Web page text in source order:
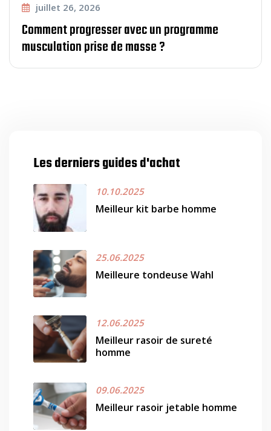
juillet 26, 2026
Comment progresser avec un programme
musculation prise de masse ?
Les derniers guides d'achat
10.10.2025
Meilleur kit barbe homme
25.06.2025
Meilleure tondeuse Wahl
12.06.2025
Meilleur rasoir de sureté
homme
09.06.2025
Meilleur rasoir jetable homme